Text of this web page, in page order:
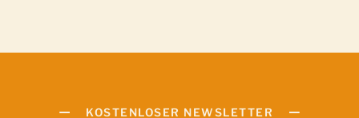
KOSTENLOSER NEWSLETTER